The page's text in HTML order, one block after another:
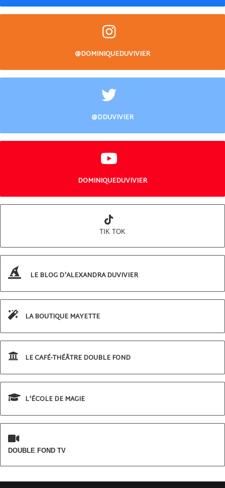
@DOMINIQUEDUVIVIER
@DDUVIVIER
DOMINIQUEDUVIVIER
TIK TOK
LE BLOG D'ALEXANDRA DUVIVIER
LA BOUTIQUE MAYETTE
LE CAFÉ-THÉÂTRE DOUBLE FOND
L'ÉCOLE DE MAGIE
DOUBLE FOND TV